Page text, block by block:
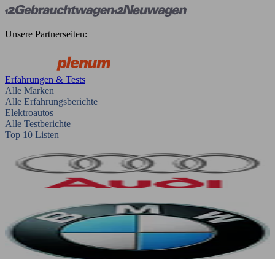
Unsere Partnerseiten:
Erfahrungen & Tests
Alle Marken
Alle Erfahrungsberichte
Elektroautos
Alle Testberichte
Top 10 Listen